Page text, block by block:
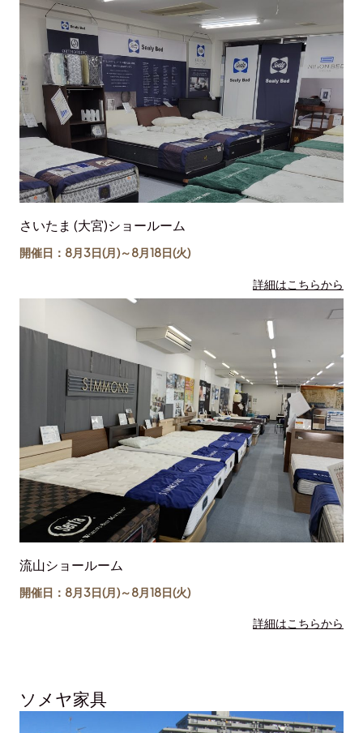
さいたま (大宮)ショールーム
開催日：8月3日(月)～8月18日(火)
詳細はこちらから
流山ショールーム
開催日：8月3日(月)～8月18日(火)
詳細はこちらから
ソメヤ家具